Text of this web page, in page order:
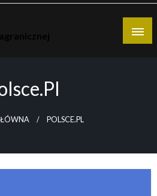
POLSCE.PL